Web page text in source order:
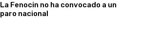
La Fenocin no ha convocado a un
paro nacional